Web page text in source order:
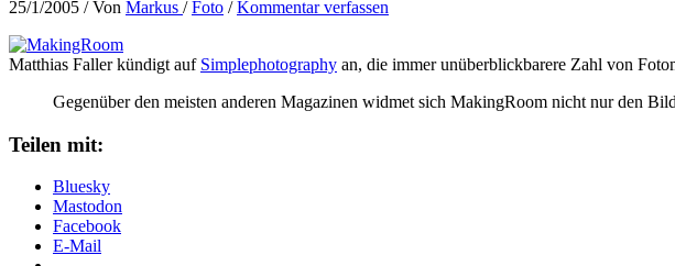
25/1/2005 / Von Markus /Foto /Kommentar verfassen
Matthias Faller kündigt auf Simplephotography an, die immer unüberblickbarere Zahl von
Gegenüber den meisten anderen Magazinen widmet sich MakingRoom nicht nur den
Teilen mit:
Bluesky
Mastodon
Facebook
E-Mail